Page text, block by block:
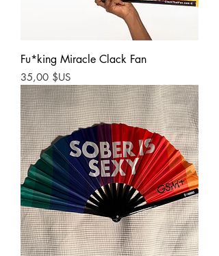
Fu*king Miracle Clack Fan
Prix
35,00 $US